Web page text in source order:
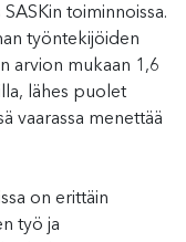
toiminnoissa.
työntekijöiden
arvion mukaan 1,6
lähes puolet
vaarassa menettää
on erittäin
työ ja